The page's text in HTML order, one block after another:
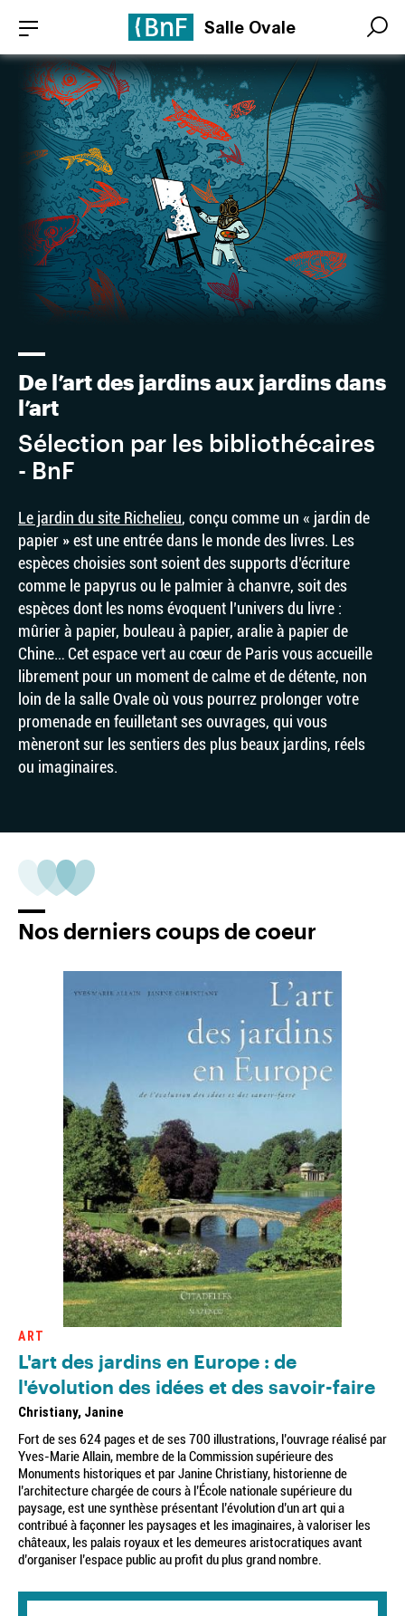
contenu
principal
Salle Ovale Search
Search
De l’art des jardins aux jardins dans
l’art
Sélection par les bibliothécaires
- BnF
Le jardin du site Richelieu, conçu comme un « jardin de
papier » est une entrée dans le monde des livres. Les
espèces choisies sont soient des supports d’écriture
comme le papyrus ou le palmier à chanvre, soit des
espèces dont les noms évoquent l’univers du livre :
mûrier à papier, bouleau à papier, aralie à papier de
Chine… Cet espace vert au cœur de Paris vous accueille
librement pour un moment de calme et de détente, non
loin de la salle Ovale où vous pourrez prolonger votre
promenade en feuilletant ses ouvrages, qui vous
mèneront sur les sentiers des plus beaux jardins, réels
ou imaginaires.
Nos derniers coups de coeur
ART
L'art des jardins en Europe : de
l'évolution des idées et des savoir-faire
Christiany, Janine
Fort de ses 624 pages et de ses 700 illustrations, l’ouvrage réalisé par
Yves-Marie Allain, membre de la Commission supérieure des
Monuments historiques et par Janine Christiany, historienne de
l’architecture chargée de cours à l’École nationale supérieure du
paysage, est une synthèse présentant l’évolution d’un art qui a
contribué à façonner les paysages et les imaginaires, à valoriser les
châteaux, les palais royaux et les demeures aristocratiques avant
d’organiser l’espace public au profit du plus grand nombre.
Panneau de gestion des cookies